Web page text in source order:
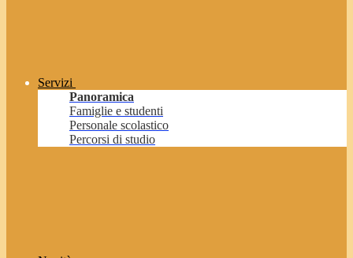
Servizi
Panoramica
Famiglie e studenti
Personale scolastico
Percorsi di studio